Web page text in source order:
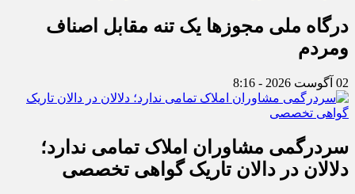
درگاه ملی مجوزها یک تنه مقابل اصناف
ومردم
02 آگوست 2026 - 8:16
سردرگمی مشاوران املاک تمامی ندارد؛
دلالان در دالان تاریک گواهی تخصصی